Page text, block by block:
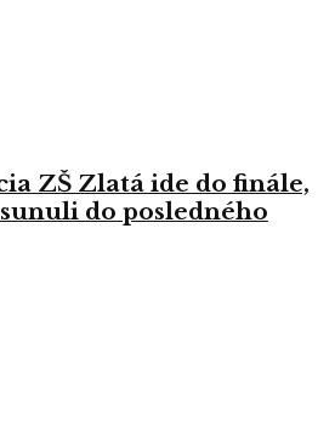
ZŠ Zlatá ide do finále,
do posledného